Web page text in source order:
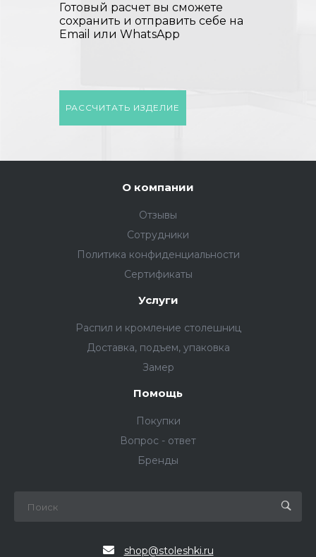
РАССЧИТАТЬ ИЗДЕЛИЕ
Готовый расчет вы сможете
сохранить и отправить себе на
Email или WhatsApp
О компании
Отзывы
Сотрудники
Политика конфиденциальности
Сертификаты
Услуги
Распил и кромление столешниц
Доставка, подъем, упаковка
Замер
Помощь
Покупки
Вопрос - ответ
Бренды
shop@stoleshki.ru